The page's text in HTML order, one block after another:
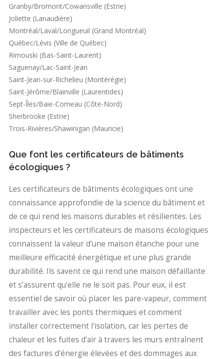
Granby/Bromont/Cowansville (Estrie)
Joliette (Lanaudière)
Montréal/Laval/Longueuil (Grand Montréal)
Québec/Lévis (Ville de Québec)
Rimouski (Bas-Saint-Laurent)
Saguenay/Lac-Saint-Jean
Saint-Jean-sur-Richelieu (Montérégie)
Saint-Jérôme/Blainville (Laurentides)
Sept-Îles/Baie-Comeau (Côte-Nord)
Sherbrooke (Estrie)
Trois-Rivières/Shawinigan (Mauricie)
Que font les certificateurs de bâtiments
écologiques ?
Les certificateurs de bâtiments écologiques ont une
connaissance approfondie de la science du bâtiment et
de ce qui rend les maisons durables et résilientes. Les
inspecteurs et les certificateurs de maisons écologiques
connaissent la valeur d'une maison étanche pour une
meilleure efficacité énergétique et une plus grande
durabilité. Ils savent ce qui rend une maison défaillante
et s’assurent qu'elle ne le soit pas. Pour eux, il est
essentiel de savoir où placer les pare-vapeur, comment
travailler avec les ponts thermiques et comment
installer correctement l'isolation, car les pertes de
chaleur et les fuites d'air à travers les murs entraînent
des factures d'énergie élevées et des dommages aux